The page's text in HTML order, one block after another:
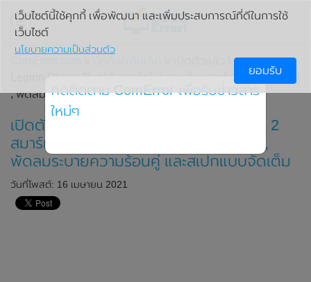
» เปิดตัวแล้ว Lenovo
Legion Phone Duel 2 สมาร์ทโฟนเกมมิ่ง มาพร้อมพอร์ตชาร์จคู่
, พัดลมระบายความร้อนคู่ และสเปกแบบจัดเต็ม
เปิดตัวแล้ว Lenovo Legion Phone Duel 2
สมาร์ทโฟนเกมมิ่ง มาพร้อมพอร์ตชาร์จคู่ ,
พัดลมระบายความร้อนคู่ และสเปกแบบจัดเต็ม
วันที่โพสต์: 16 เมษายน 2021
เว็บไซต์นี้ใช้คุกกี้ เพื่อพัฒนา และเพิ่มประสบการณ์ที่ดีในการใช้
เว็บไซต์
นโยบายความเป็นส่วนตัว
ยอมรับ
กดติดตาม ComError เพื่อรับข่าวสาร
ใหม่ๆ